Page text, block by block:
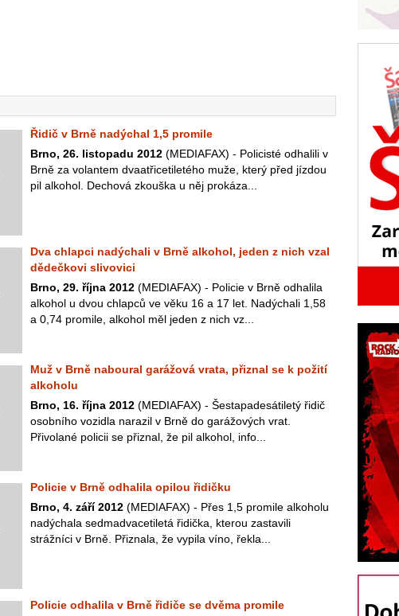
Řidič v Brně nadýchal 1,5 promile
Brno, 26. listopadu 2012 (MEDIAFAX) - Policisté odhalili v
Brně za volantem dvaatřicetiletého muže, který před jízdou
pil alkohol. Dechová zkouška u něj prokáza...
Dva chlapci nadýchali v Brně alkohol, jeden z nich vzal
dědečkovi slivovici
Brno, 29. října 2012 (MEDIAFAX) - Policie v Brně odhalila
alkohol u dvou chlapců ve věku 16 a 17 let. Nadýchali 1,58
a 0,74 promile, alkohol měl jeden z nich vz...
Muž v Brně naboural garážová vrata, přiznal se k požití
alkoholu
Brno, 16. října 2012 (MEDIAFAX) - Šestapadesátiletý řidič
osobního vozidla narazil v Brně do garážových vrat.
Přivolané policii se přiznal, že pil alkohol, info...
Policie v Brně odhalila opilou řidičku
Brno, 4. září 2012 (MEDIAFAX) - Přes 1,5 promile alkoholu
nadýchala sedmadvacetiletá řidička, kterou zastavili
strážníci v Brně. Přiznala, že vypila víno, řekla...
Policie odhalila v Brně řidiče se dvěma promile